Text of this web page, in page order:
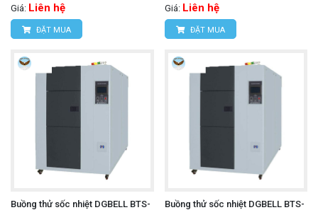
Giá: Liên hệ
ĐẶT MUA
Giá: Liên hệ
ĐẶT MUA
Buồng thử sốc nhiệt DGBELL BTS-
Buồng thử sốc nhiệt DGBELL BTS-